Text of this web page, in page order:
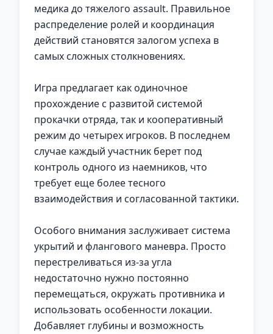
медика до тяжелого assault. Правильное
распределение ролей и координация
действий становятся залогом успеха в
самых сложных столкновениях.
Игра предлагает как одиночное
прохождение с развитой системой
прокачки отряда, так и кооперативный
режим до четырех игроков. В последнем
случае каждый участник берет под
контроль одного из наемников, что
требует еще более тесного
взаимодействия и согласованной тактики.
Особого внимания заслуживает система
укрытий и флангового маневра. Просто
перестреливаться из-за угла
недостаточно нужно постоянно
перемещаться, окружать противника и
использовать особенности локации.
Добавляет глубины и возможность